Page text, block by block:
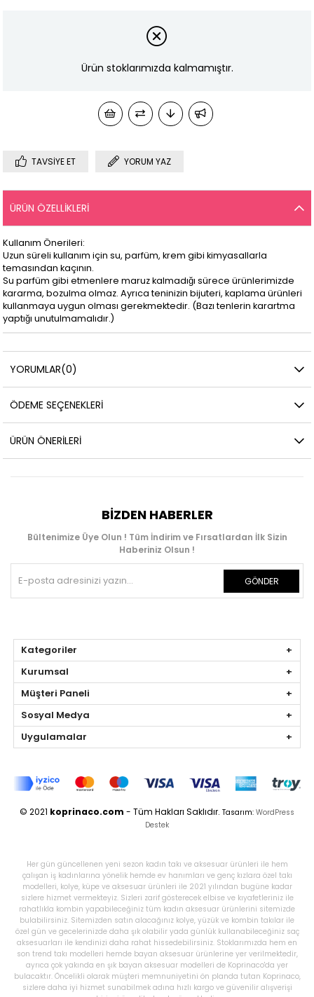
Ürün stoklarımızda kalmamıştır.
TAVSIYE ET YORUM YAZ
ÜRÜN ÖZELLIKLERI
Kullanım Önerileri:
Uzun süreli kullanım için su, parfüm, krem gibi kimyasallarla
temasından kaçının.
Su parfüm gibi etmenlere maruz kalmadığı sürece ürünlerimizde
kararma, bozulma olmaz. Ayrıca teninizin bijuteri, kaplama ürünleri
kullanmaya uygun olması gerekmektedir. (Bazı tenlerin karartma
yaptığı unutulmamalıdır.)
YORUMLAR(0)
ÖDEME SEÇENEKLERI
ÜRÜN ÖNERILERI
BIZDEN HABERLER
Bültenimize Üye Olun ! Tüm İndirim ve Fırsatlardan İlk Sizin
Haberiniz Olsun !
GÖNDER
Kategoriler
Kurumsal
Müşteri Paneli
Sosyal Medya
Uygulamalar
© 2021 koprinaco.com - Tüm Hakları Saklıdır. Tasarım: WordPress
Destek
Her gün güncellenen yeni sezon kadın takı ve aksesuar ürünleri ile hem
çalışan iş kadınlarına yönelik hemde ev hanımları ve genç kızlara özel takı
modelleri, kolye, küpe ve aksesuar ürünleri ile 2021 yılından bugüne kadar
sizlere hizmet vermekteyiz. Sizleri zarif gösterecek elbise ve kıyafetleriniz ile
rahatlıkla kombin yapabileceğiniz tüm kadın aksesuar ürünlerini sitemizde
bulabilirsiniz. Sitemizden satın alacağınız kolye, yüzük ve kombin takılar ile
özel gün ve gecelerinizde daha şık olabilir yada günlük kullanabileceğiniz saç
aksesuarları ile kendinizi daha rahat hissedebilirsiniz. Stoklarımızda hem en
son trend takı modelleri hemde bayan aksesuar ürünlerine yer verilmektedir,
ayrıca çok yakında en şık bayan aksesuar modelleri de Koprinaco'da yer
bulacaktır. Öncelikli olarak müşteri memnuniyetini ön planda tutan Koprinaco,
sizlere daha iyi hizmet sunabilmek adına hızlı kargo ve güvenilir alışverişi